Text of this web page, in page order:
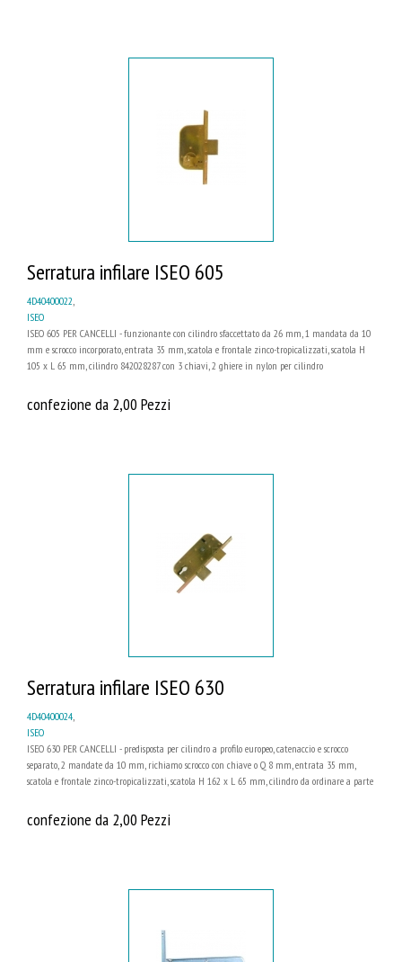
Serratura infilare ISEO 605
4D40400022
ISEO
ISEO 605 PER CANCELLI - funzionante con cilindro sfaccettato da 26 mm, 1 mandata da 10
mm e scrocco incorporato, entrata 35 mm, scatola e frontale zinco-tropicalizzati, scatola H
105 x L 65 mm, cilindro 842028287 con 3 chiavi, 2 ghiere in nylon per cilindro
confezione da 2,00 Pezzi
Serratura infilare ISEO 630
4D40400024,
ISEO
ISEO 630 PER CANCELLI - predisposta per cilindro a profilo europeo, catenaccio e scrocco
separato, 2 mandate da 10 mm, richiamo scrocco con chiave o Q 8 mm, entrata 35 mm,
scatola e frontale zinco-tropicalizzati, scatola H 162 x L 65 mm, cilindro da ordinare a parte
confezione da 2,00 Pezzi